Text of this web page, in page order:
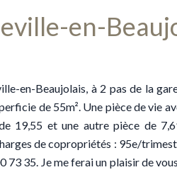
en-
en-Beaujolais, à 2 pas de la
de 55m². Une pièce de vie
19,55 et une autre pièce de
de copropriétés : 95e/
73 35. Je me ferai un plaisir de